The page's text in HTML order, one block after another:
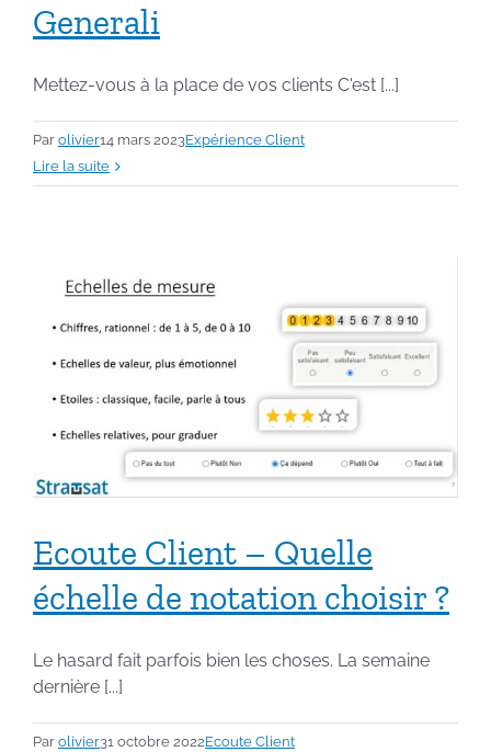
Generali
Mettez-vous à la place de vos clients C'est [...]
Par olivier14 mars 2023Expérience Client
Lire la suite
Ecoute Client – Quelle
échelle de notation choisir ?
Le hasard fait parfois bien les choses. La semaine
dernière [...]
Par olivier31 octobre 2022Ecoute Client